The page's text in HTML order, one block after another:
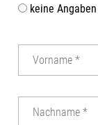
keine Angaben